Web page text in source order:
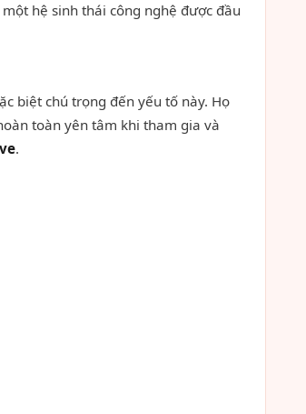
hệ sinh thái công nghệ được đầu
biệt chú trọng đến yếu tố này. Họ
toàn yên tâm khi tham gia và
.